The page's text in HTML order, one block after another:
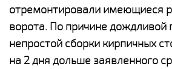
отремонтировали имеющиеся
ворота. По причине дождливой
непростой сборки кирпичных
на 2 дня дольше заявленного